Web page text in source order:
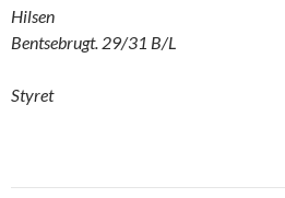
Hilsen
Bentsebrugt. 29/31 B/L
Styret